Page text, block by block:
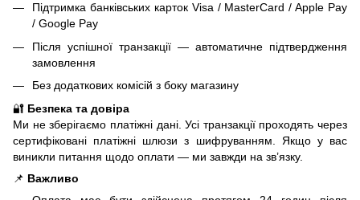
Підтримка банківських карток Visa / MasterCard / Apple Pay
/ Google Pay
Після успішної транзакції — автоматичне підтвердження
замовлення
Без додаткових комісій з боку магазину
🔐 Безпека та довіра
Ми не зберігаємо платіжні дані. Усі транзакції проходять через
сертифіковані платіжні шлюзи з шифруванням. Якщо у вас
виникли питання щодо оплати — ми завжди на зв’язку.
📌 Важливо